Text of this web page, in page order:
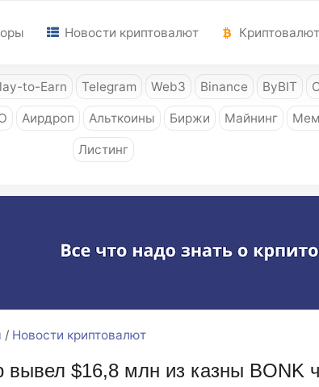
Новости криптовалют
to-Earn Telegram Web3 Binance ByBIT
Аирдроп Альткоины Биржи Майнинг
Листинг
/ Новости криптовалют
вывел $16,8 млн из казны BONK